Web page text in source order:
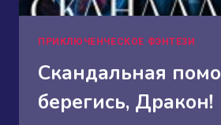
ПРИКЛЮЧЕНЧЕСКОЕ ФЭНТЕЗИ
Скандальная
берегись, Дракон!